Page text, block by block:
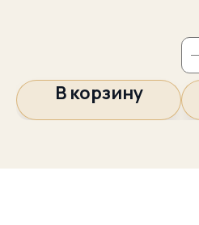
В корзину